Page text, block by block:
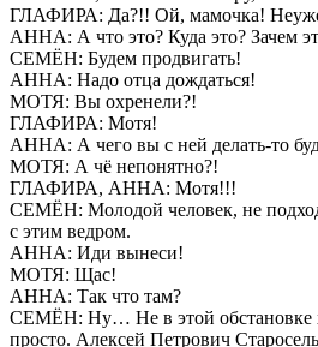
ГЛАФИРА: Да?!! Ой, мамочка!
АННА: А что это? Куда это? Зачем
СЕМЁН: Будем продвигать!
АННА: Надо отца дождаться!
МОТЯ: Вы охренели?!
ГЛАФИРА: Мотя!
АННА: А чего вы с ней делать-то
МОТЯ: А чё непонятно?!
ГЛАФИРА, АННА: Мотя!!!
СЕМЁН: Молодой человек, не
с этим ведром.
АННА: Иди вынеси!
МОТЯ: Щас!
АННА: Так что там?
СЕМЁН: Ну… Не в этой обстановке
просто. Алексей Петрович